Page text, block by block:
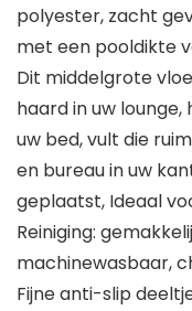
polyester, zacht
met een pooldikte
Dit middelgrote
haard in uw
uw bed, vult die
en bureau in uw
geplaatst, Ideaal
Reiniging:
machinewasbaar,
Fijne anti-slip